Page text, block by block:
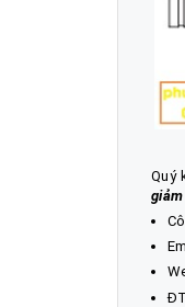
Quý